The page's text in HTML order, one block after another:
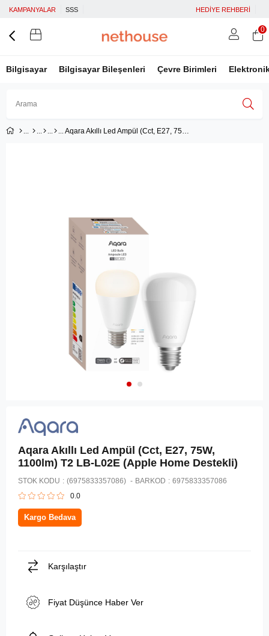
KAMPANYALAR SSS HEDİYE REHBERİ
Bilgisayar Bilgisayar Bileşenleri Çevre Birimleri
Üye Girişi Facebook İle Bağlan
0
Aqara Akıllı Led Ampül (Cct, E27, 75W, 1100lm) T2 LB-L02E (Apple Home Destekli)
Aqara Akıllı Led Ampül (Cct, E27, 75W,
1100lm) T2 LB-L02E (Apple Home Destekli)
STOK KODU (6975833357086) BARKOD : 6975833357086
0.0
Kargo Bedava
Karşılaştır
Fiyat Düşünce Haber Ver